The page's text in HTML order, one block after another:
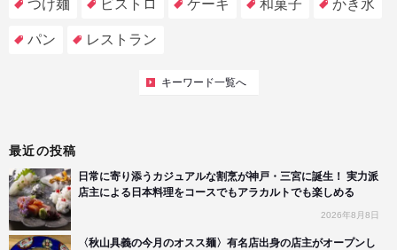
つけ麺 ビストロ ケーキ 和菓子 かき氷
パン レストラン
キーワード一覧へ
最近の投稿
日常に寄り添うカジュアルな割烹が神戸・三宮に誕生！ 実力派
店主による日本料理をコースでもアラカルトでも楽しめる
2026年8月8日
〈秋山具義の今月のオスス麺〉有名店出身の店主がオープンし